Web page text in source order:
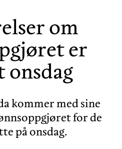
om
er
onsdag
kommer med sine
for de
på onsdag.